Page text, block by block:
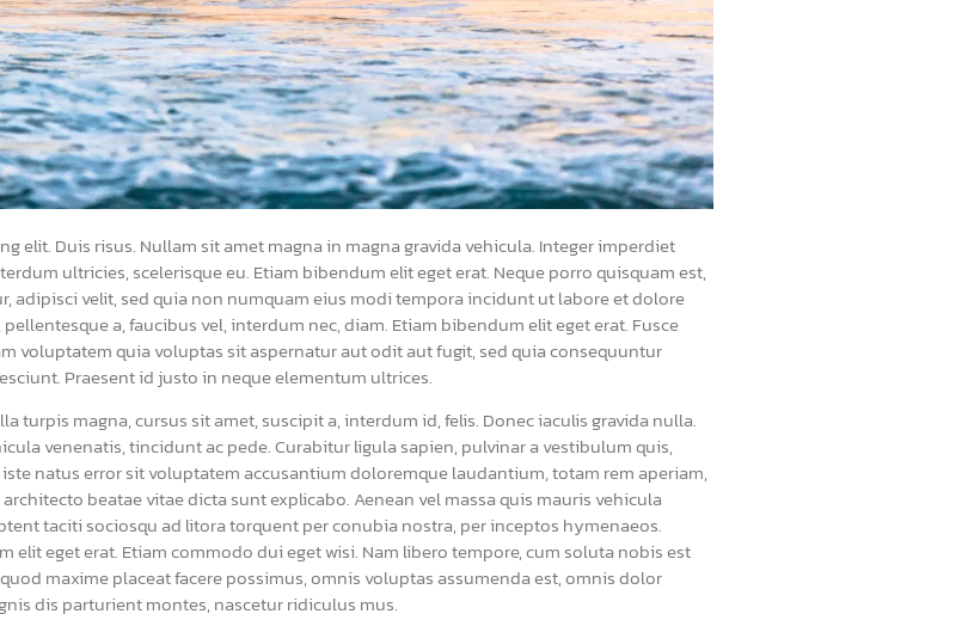
elit. Duis risus. Nullam sit amet magna in magna gravida vehicula. Integer imperdiet
ultricies, scelerisque eu. Etiam bibendum elit eget erat. Neque porro quisquam est,
adipisci velit, sed quia non numquam eius modi tempora incidunt ut labore et dolore
a, faucibus vel, interdum nec, diam. Etiam bibendum elit eget erat. Fusce
voluptatem quia voluptas sit aspernatur aut odit aut fugit, sed quia consequuntur
Praesent id justo in neque elementum ultrices.
turpis magna, cursus sit amet, suscipit a, interdum id, felis. Donec iaculis gravida nulla.
venenatis, tincidunt ac pede. Curabitur ligula sapien, pulvinar a vestibulum quis,
natus error sit voluptatem accusantium doloremque laudantium, totam rem aperiam,
beatae vitae dicta sunt explicabo. Aenean vel massa quis mauris vehicula
taciti sociosqu ad litora torquent per conubia nostra, per inceptos hymenaeos.
eget erat. Etiam commodo dui eget wisi. Nam libero tempore, cum soluta nobis est
maxime placeat facere possimus, omnis voluptas assumenda est, omnis dolor
dis parturient montes, nascetur ridiculus mus.